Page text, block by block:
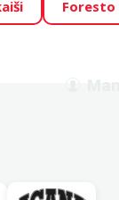
🍖 →
gada
Foresto